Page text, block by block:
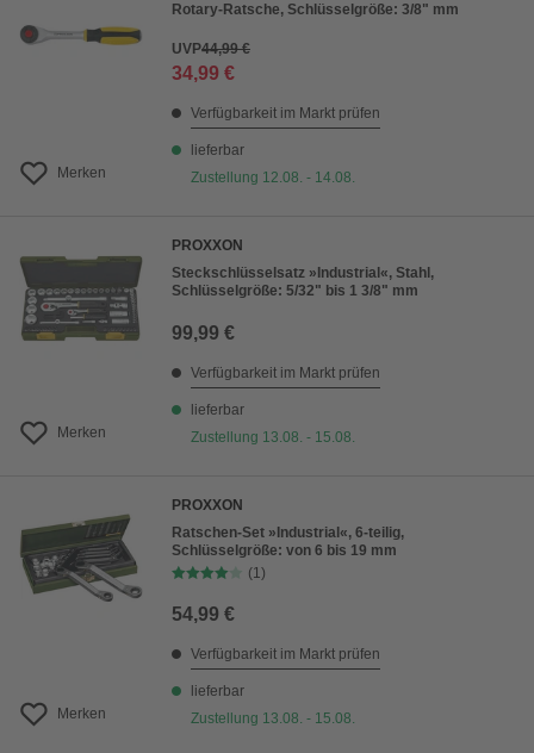
Merken
Rotary-Ratsche, Schlüsselgröße: 3/8" mm
UVP44,99 €
34,99 €
Verfügbarkeit im Markt prüfen
lieferbar
Zustellung 12.08. - 14.08.
Merken
PROXXON
Steckschlüsselsatz »Industrial«, Stahl,
Schlüsselgröße: 5/32" bis 1 3/8" mm
99,99 €
Verfügbarkeit im Markt prüfen
lieferbar
Zustellung 13.08. - 15.08.
Merken
PROXXON
Ratschen-Set »Industrial«, 6-teilig,
Schlüsselgröße: von 6 bis 19 mm
(1)
54,99 €
Verfügbarkeit im Markt prüfen
lieferbar
Zustellung 13.08. - 15.08.